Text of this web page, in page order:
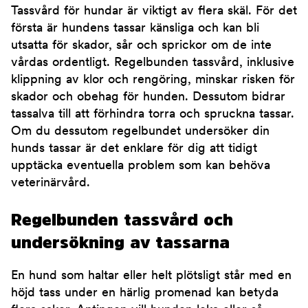
Tassvård för hundar är viktigt av flera skäl. För det
första är hundens tassar känsliga och kan bli
utsatta för skador, sår och sprickor om de inte
vårdas ordentligt. Regelbunden tassvård, inklusive
klippning av klor och rengöring, minskar risken för
skador och obehag för hunden. Dessutom bidrar
tassalva till att förhindra torra och spruckna tassar.
Om du dessutom regelbundet undersöker din
hunds tassar är det enklare för dig att tidigt
upptäcka eventuella problem som kan behöva
veterinärvård.
Regelbunden tassvård och
undersökning av tassarna
En hund som haltar eller helt plötsligt står med en
höjd tass under en härlig promenad kan betyda